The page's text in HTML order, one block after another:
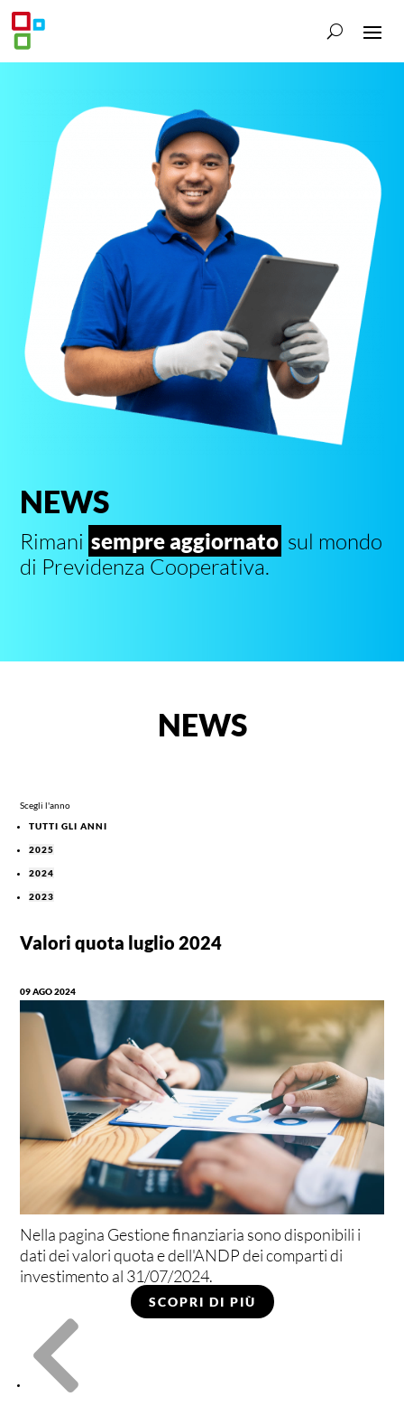
NEWS
Rimani sempre aggiornato sul mondo
di Previdenza Cooperativa.
NEWS
Scegli l'anno
TUTTI GLI ANNI
2025
2024
2023
Valori quota luglio 2024
09 AGO 2024
Nella pagina Gestione finanziaria sono disponibili i
dati dei valori quota e dell'ANDP dei comparti di
investimento al 31/07/2024.
SCOPRI DI PIÙ
